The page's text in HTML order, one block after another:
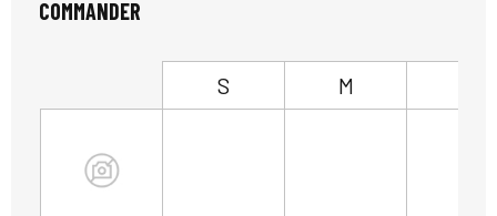
COMMANDER
S M